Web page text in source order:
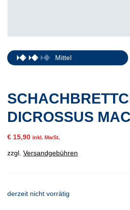
Mittel
DICROSSUS
€ 15,90 inkl. MwSt.
zzgl. Versandgebühren
derzeit nicht vorrätig